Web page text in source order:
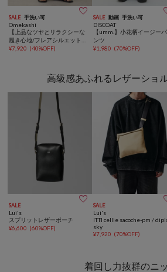
SALE 手洗い可 
Omekashi
【上品なツヤとリラクシーな
履き心地/フレアシルエット】
サテンバイアスイージーパン
¥7,920 (40%OFF)
SALE 動画 手洗い可
DISCOAT
【umm.】小花柄イージーパ
ンツ
¥1,980 (70%OFF)
高級感あふれるレザーショ
SALE 
Lui's
スプリットレザーポーチ
¥6,600 (60%OFF)
SALE
Lui's
ITTI cellie sacoche-pm /
sky
¥7,920 (70%OFF)
着回し力抜群のニ